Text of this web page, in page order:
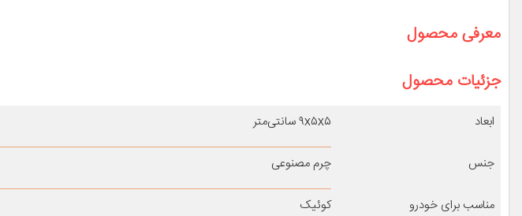
معرفی محصول
جزئیات محصول
ابعاد ۹x۵x۵ سانتی‌متر
جنس چرم مصنوعی
مناسب برای خودرو کوئیک